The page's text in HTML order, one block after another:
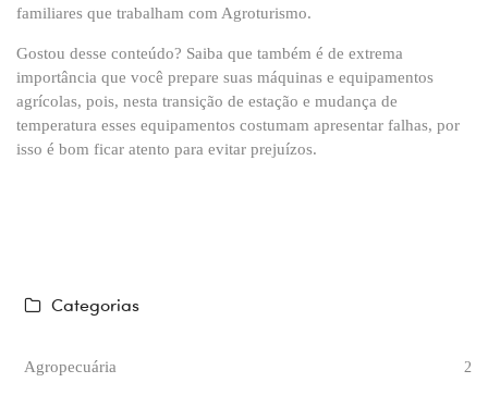
familiares que trabalham com Agroturismo.
Gostou desse conteúdo? Saiba que também é de extrema
importância que você prepare suas máquinas e equipamentos
agrícolas, pois, nesta transição de estação e mudança de
temperatura esses equipamentos costumam apresentar falhas, por
isso é bom ficar atento para evitar prejuízos.
Categorias
Agropecuária 2